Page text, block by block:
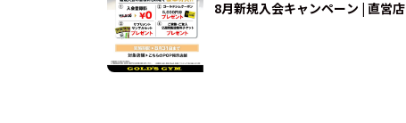
8月新規入会キャンペーン | 直営店